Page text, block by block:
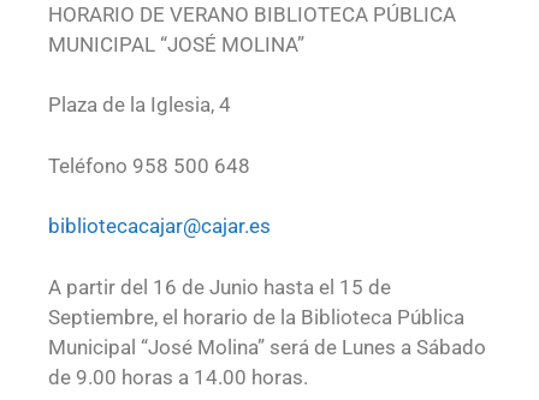
HORARIO DE VERANO BIBLIOTECA PÚBLICA
MUNICIPAL “JOSÉ MOLINA”
Plaza de la Iglesia, 4
Teléfono 958 500 648
bibliotecacajar@cajar.es
A partir del 16 de Junio hasta el 15 de
Septiembre, el horario de la Biblioteca Pública
Municipal “José Molina” será de Lunes a Sábado
de 9.00 horas a 14.00 horas.